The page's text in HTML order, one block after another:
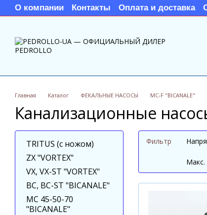
Перейти к основному контенту
О компании Контакты Оплата и доставка
Главная Каталог ФЕКАЛЬНЫЕ НАСОСЫ MC-F "BICANALE"
Канализационные
Фильтр
TRITUS (с ножом)
ZX "VORTEX"
VX, VX-ST "VORTEX"
BC, BC-ST "BICANALE"
MC 45-50-70
"BICANALE"